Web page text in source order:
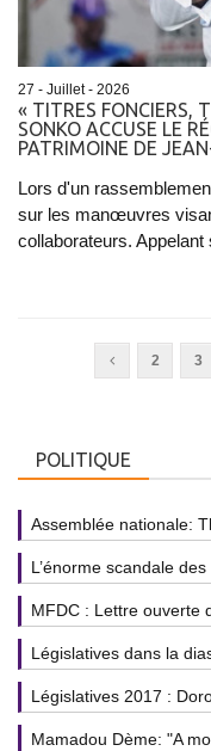
27 - Juillet - 2026
« TITRES FONCIERS,
SONKO ACCUSE LE
PATRIMOINE DE
Lors d'un
sur les manœuvres
collaborateurs.
2 3
POLITIQUE
Assemblée nationale:
L’énorme scandale des
MFDC : Lettre ouverte
Législatives dans la
Législatives 2017 : Doro
Mamadou Dème: "A